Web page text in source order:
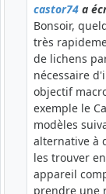
castor74 a
Bonsoir,
très
de lichens
nécessaire
objectif
exemple le
modèles
alternative à
les trouver
appareil
prendre une